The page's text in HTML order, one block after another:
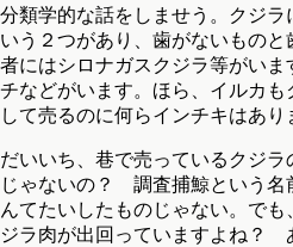
分類学的な話をしませう。クジ
いう２つがあり、歯がないもの
者にはシロナガスクジラ等がい
チなどがいます。ほら、イルカ
して売るのに何らインチキはあり
だいいち、巷で売っているクジ
じゃないの？ 調査捕鯨という名
んてたいしたものじゃない。で
ジラ肉が出回っていますよね？